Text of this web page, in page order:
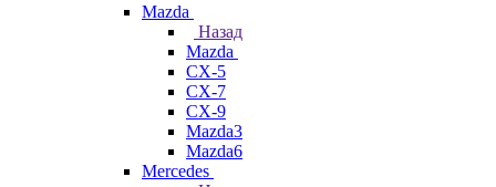
Mazda
Назад
Mazda
CX-5
CX-7
CX-9
Mazda3
Mazda6
Mercedes